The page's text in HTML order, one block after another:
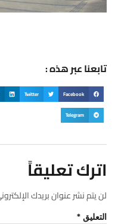
تابعنا عبر هذه :
Facebook
Twitter
Telegram
اترك تعليقاً
لن يتم نشر عنوان بريدك
التعليق *